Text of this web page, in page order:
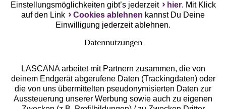
Services
Einstellungsmöglichkeiten gibt’s jederzeit
hier. Mit Klick
auf den Link
Cookies ablehnen kannst Du Deine
Einwilligung jederzeit ablehnen.
Datennutzungen
LASCANA arbeitet mit Partnern zusammen, die von
deinem Endgerät abgerufene Daten (Trackingdaten) oder
die von uns übermittelten pseudonymisierten Daten zur
Aussteuerung unserer Werbung sowie auch zu eigenen